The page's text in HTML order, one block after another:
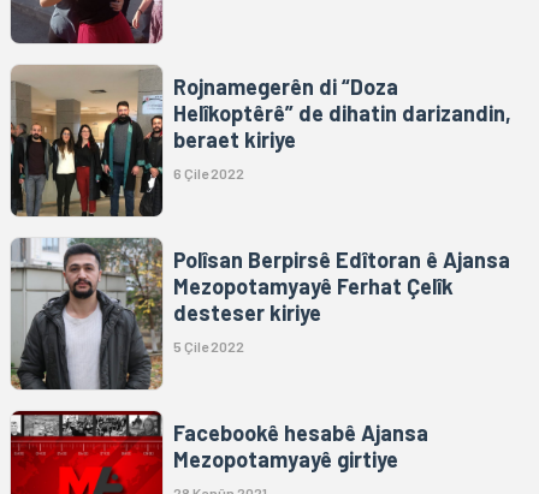
Rojnamegerên di “Doza
Helîkoptêrê” de dihatin darizandin,
beraet kiriye
6 Çile 2022
Polîsan Berpirsê Edîtoran ê Ajansa
Mezopotamyayê Ferhat Çelîk
desteser kiriye
5 Çile 2022
Facebookê hesabê Ajansa
Mezopotamyayê girtiye